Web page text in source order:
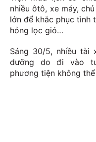
nhiều ôtô, xe máy,
lớn để khắc phục tình
hỏng lọc gió…
Sáng 30/5, nhiều tài
dưỡng do đi vào
phương tiện không